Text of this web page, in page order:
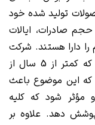
بیش از 70 درصد محصولات تولید شده خود
صادرات، ایالات
دارا هستند. شرکت
منزرنا بیش از 200 نوع پولیش فرموله شده که کمتر از 5 سال از
که این موضوع باعث
مؤثر شود که کلیه
دهد. علاوه بر